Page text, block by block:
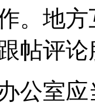
。地
帖评
公室